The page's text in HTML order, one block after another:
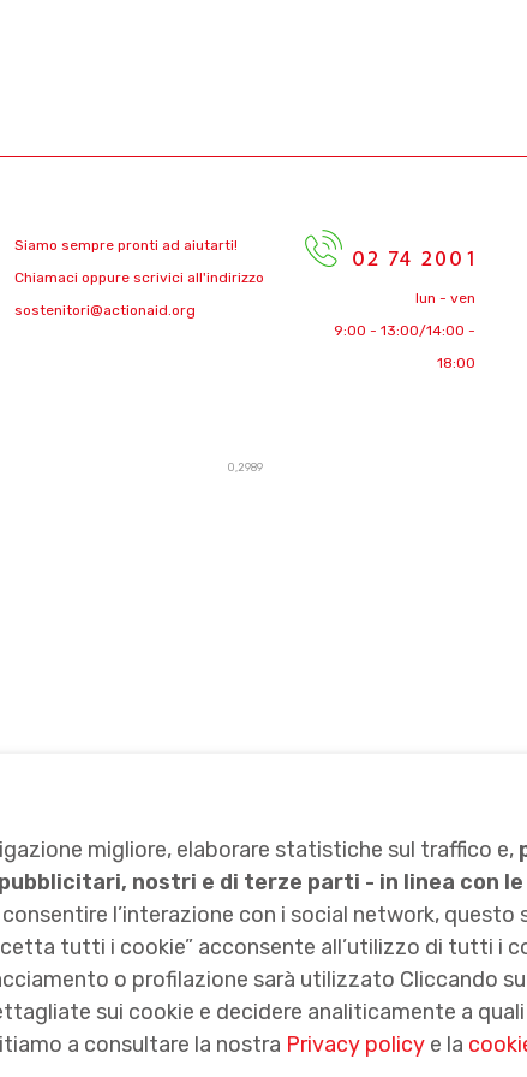
Siamo sempre pronti ad aiutarti!
Chiamaci oppure scrivici all'indirizzo
sostenitori@actionaid.org
lun - ven
9:00 - 13:00/14:00 -
18:00
0,2989
migliore, elaborare statistiche sul traffico e,
nostri e di terze parti - in linea con
consentire l’interazione con i social network,
tutti i cookie” acconsente all’utilizzo di tutti i
o profilazione sarà utilizzato Cliccando
sui cookie e decidere analiticamente a
a consultare la nostra Privacy policy e la